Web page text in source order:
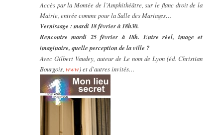
Accès par la Montée de l’Amphithéâtre, sur le flanc droit de la
Mairie, entrée comme pour la Salle des Mariages…
Vernissage : mardi 18 février à 18h30.
Rencontre mardi 25 février à 18h. Entre réel, image et
imaginaire, quelle perception de la ville ?
Avec Gilbert Vaudey, auteur de Le nom de Lyon (éd. Christian
Bourgois, www) et d’autres invités…